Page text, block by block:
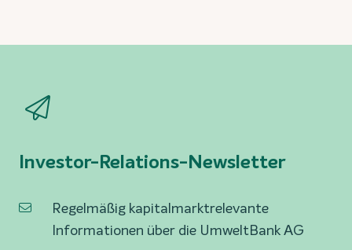
Investor-Relations-Newsletter
Regelmäßig kapitalmarktrelevante
Informationen über die UmweltBank AG